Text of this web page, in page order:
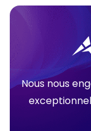
Nous nous